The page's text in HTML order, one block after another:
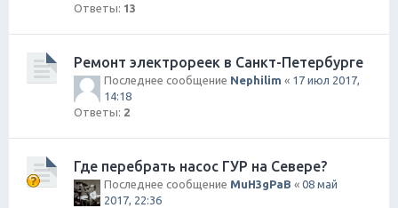
Ответы: 13
Ремонт электрореек в Санкт-Петербурге
Последнее сообщение Nephilim « 17 июл 2017,
14:18
Ответы: 2
Где перебрать насос ГУР на Севере?
Последнее сообщение MuH3gPaB « 08 май
2017, 22:36